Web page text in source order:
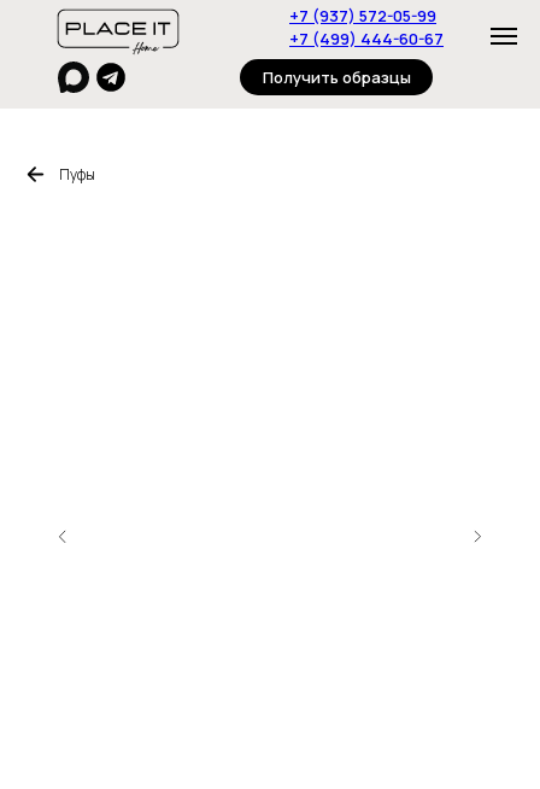
+7 (499) 444-60-67
+7 (937) 572-05-99
Получить образцы
Пуфы